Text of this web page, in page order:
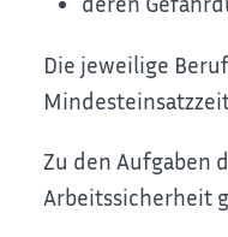
Die jeweilige
Zu den Aufgaben
Arbeitssicherheit